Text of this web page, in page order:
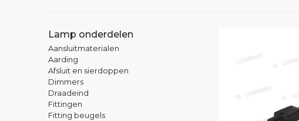
Lamp onderdelen
Aansluitmaterialen
Aarding
Afsluit en sierdoppen
Dimmers
Draadeind
Fittingen
Fitting beugels